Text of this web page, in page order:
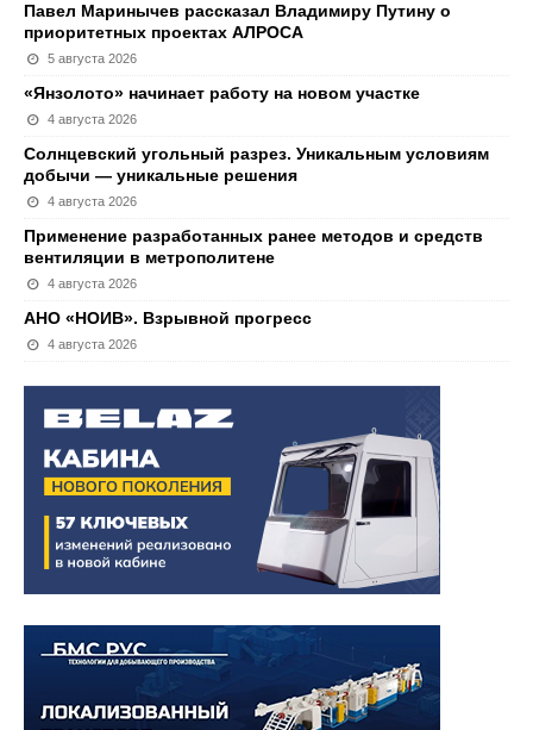
Павел Маринычев рассказал Владимиру Путину о
приоритетных проектах АЛРОСА
5 августа 2026
«Янзолото» начинает работу на новом участке
4 августа 2026
Солнцевский угольный разрез. Уникальным условиям
добычи — уникальные решения
4 августа 2026
Применение разработанных ранее методов и средств
вентиляции в метрополитене
4 августа 2026
АНО «НОИВ». Взрывной прогресс
4 августа 2026